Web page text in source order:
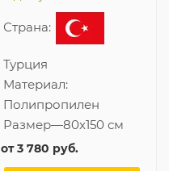
Страна:
Турция
Материал:
Полипропилен
Размер—80x150 см
от3 780 руб.